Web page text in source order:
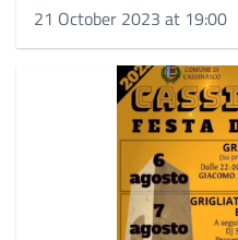
21 October 2023 at 19:00